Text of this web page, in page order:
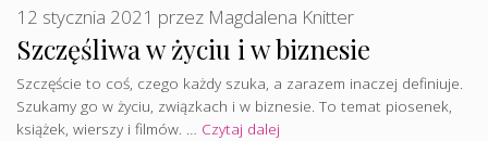
Szczęśliwa w życiu i w biznesie
12 stycznia 2021 przez Magdalena Knitter
Szczęście to coś, czego każdy szuka, a zarazem inaczej definiuje.
Szukamy go w życiu, związkach i w biznesie. To temat piosenek,
książek, wierszy i filmów. … Czytaj dalej